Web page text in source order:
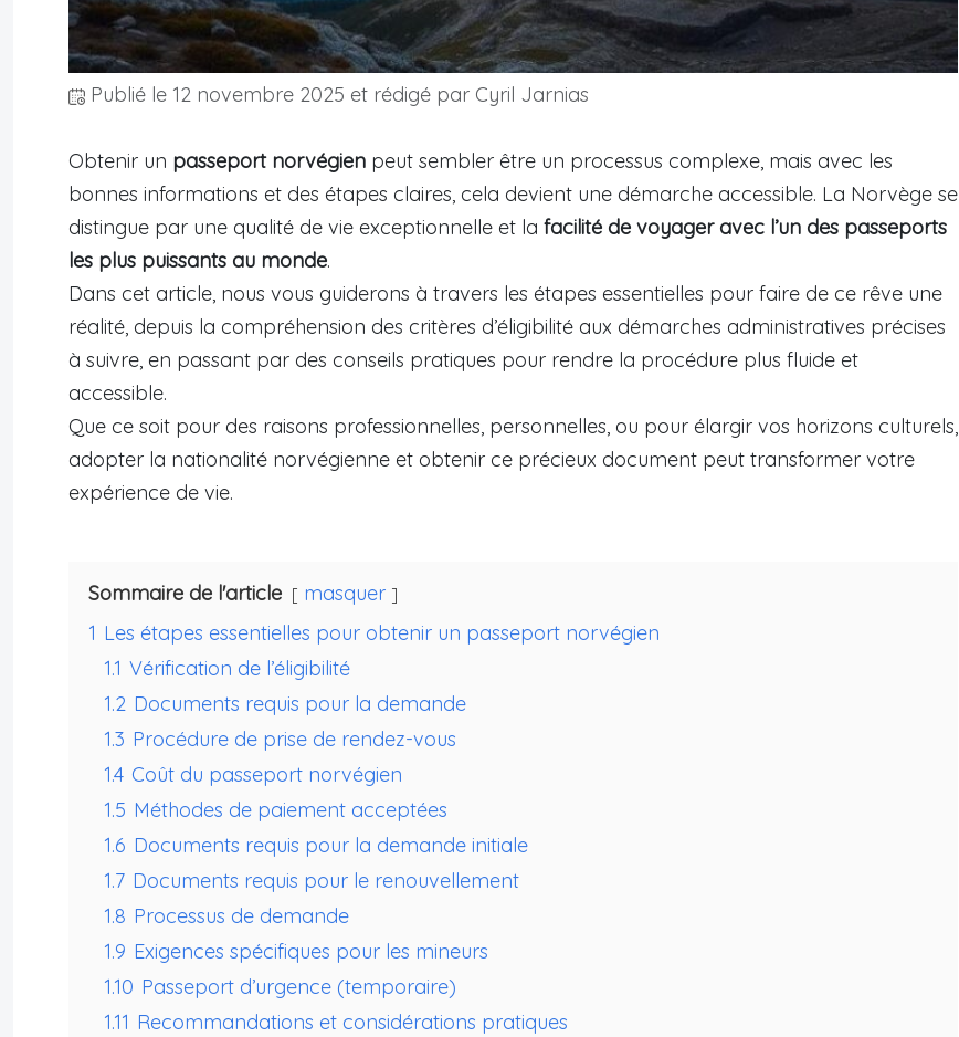
Publié le 12 novembre 2025 et rédigé par Cyril Jarnias
Obtenir un passeport norvégien peut sembler être un processus complexe, mais avec les
bonnes informations et des étapes claires, cela devient une démarche accessible. La Norvège se
distingue par une qualité de vie exceptionnelle et la facilité de voyager avec l’un des passeports
les plus puissants au monde.
Dans cet article, nous vous guiderons à travers les étapes essentielles pour faire de ce rêve une
réalité, depuis la compréhension des critères d’éligibilité aux démarches administratives précises
à suivre, en passant par des conseils pratiques pour rendre la procédure plus fluide et
accessible.
Que ce soit pour des raisons professionnelles, personnelles, ou pour élargir vos horizons culturels,
adopter la nationalité norvégienne et obtenir ce précieux document peut transformer votre
expérience de vie.
Sommaire de l'article
masquer
1 Les étapes essentielles pour obtenir un passeport norvégien
1.1 Vérification de l’éligibilité
1.2 Documents requis pour la demande
1.3 Procédure de prise de rendez-vous
1.4 Coût du passeport norvégien
1.5 Méthodes de paiement acceptées
1.6 Documents requis pour la demande initiale
1.7 Documents requis pour le renouvellement
1.8 Processus de demande
1.9 Exigences spécifiques pour les mineurs
1.10 Passeport d’urgence (temporaire)
1.11 Recommandations et considérations pratiques